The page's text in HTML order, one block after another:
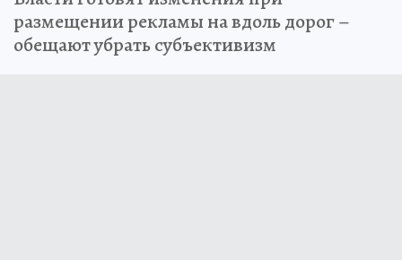
размещении рекламы на вдоль дорог –
обещают убрать субъективизм